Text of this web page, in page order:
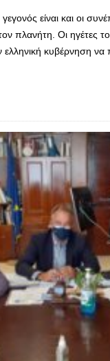
είναι και οι
πλανήτη. Οι ηγέτες
ελληνική κυβέρνηση